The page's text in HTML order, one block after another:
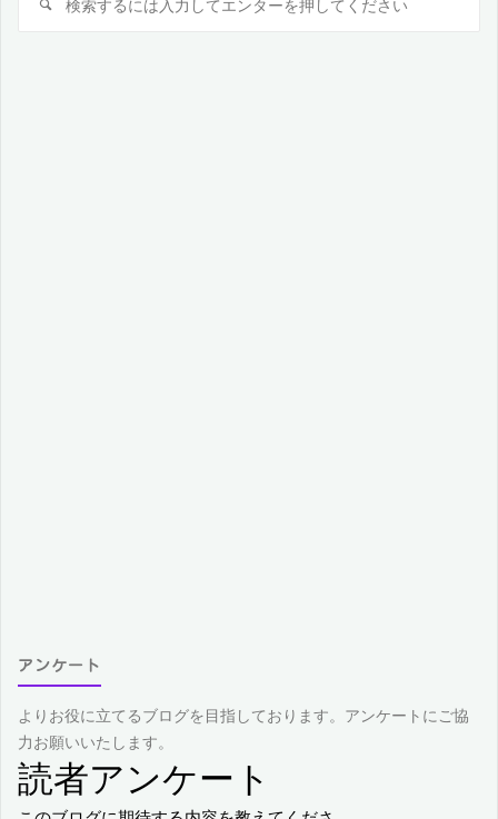
検
アンケート
よりお役に立てるブログを目指しております。アンケートにご協
力お願いいたします。